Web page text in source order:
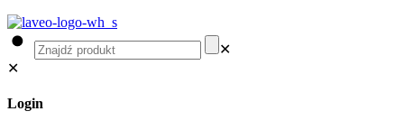
✕
✕
Login